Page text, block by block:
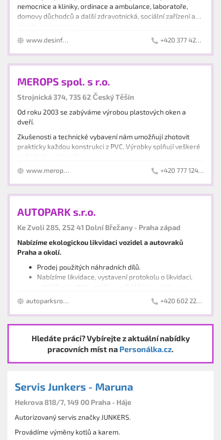
nemocnice a kliniky, ordinace a ambulance, laboratoře,
domovy důchodců a další zdravotnická, sociální zařízení a
republice.
Kromě prodeje zdravotnické techniky a desinfekčních
prostředků provádíme revize, kalibrace a opravy lékařských
375/2022 Sb.
Vlastníme certifikát ISO 13485:2016 prestižní Britské
společnosti NQA s předmětem činnosti „Distribuce, dovoz a
servis zdravotnických prostředků".
UPOZORNĚNÍ: hotovost nepřijímáme, platba možná kartou.
www.desinfekce.sk +420 377 424 999
MEROPS spol. s r.o.
Strojnická 374, 735 62 Český Těšín
Od roku 2003 se zabýváme výrobou plastových oken a
dveří.
Zkušenosti a technické vybavení nám umožňují zhotovit
prakticky každou konstrukci z PVC. Výrobky splňují veškeré
Nabízíme fototermické a solární systémy i služby od návrhu
www.merops.cz +420 777 124 072
AUTOPARK s.r.o.
Ke Zvoli 285, 252 41 Dolní Břežany - Praha západ
Nabízíme ekologickou likvidaci vozidel a autovraků
Praha a okolí.
Prodej použitých náhradních dílů.
Nabízíme likvidace, vystavení protokolu o likvidaci,
registru motorových vozidel.
Zemní a stavební práce - stavební stroje + autodoprava
zemní práce (strojové, ruční), zakládání menších
staveb, demolice , rekonstrukce domů, chat, bytů ,
kontejnerová doprava , stavební práce (zednické ,
elektrikářské , instalatérské, topenářské,
sádrokartonářské , podlahářské atd), zahradní práce
RŠSLoutí - rekreační středisko
100 lůžkový areál v přírodě (zděná budova) s
35km od Prahy
dětských táborů, dětských ozdravných pobytů,
sportovních soustředění, tanečních soustředění,
velkokapacitní kuchyň, jídelna, 2x učebna +
Prodej dílů z autovrakoviště
prodej použitých dílů na všechny značky
Autoservis
autoparksro.cz +420 602 222 201
Hledáte práci? Vybírejte z aktuální nabídky
pracovních míst na Personálka.cz.
Servis Junkers - Maruna
Hekrova 818/7, 149 00 Praha - Háje
Autorizovaný servis značky JUNKERS.
Provádíme výměny kotlů a karem.